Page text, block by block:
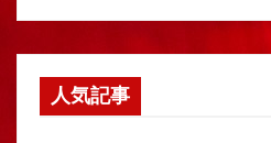
人気記事